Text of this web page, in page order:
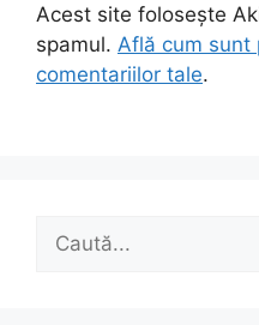
Acest site folosește
spamul. Află cum sunt
comentariilor tale.
Caută